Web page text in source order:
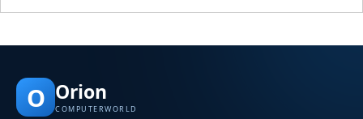
O Orion
COMPUTERWORLD